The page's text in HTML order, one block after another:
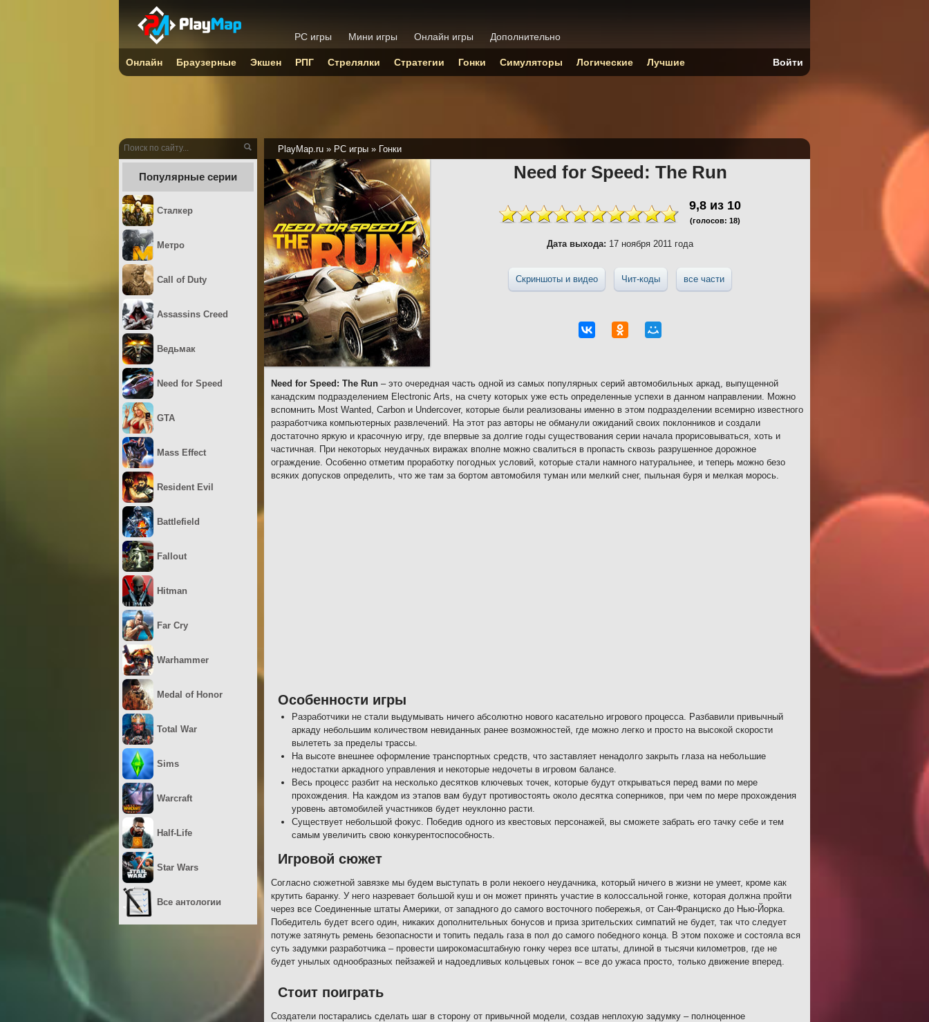
PlayMap.ru » PC игры » Гонки
Need for Speed: The Run
9,8 из 10
(голосов: 18)
Дата выхода: 17 ноября 2011 года
Скриншоты и видео Чит-коды все части
Need for Speed: The Run – это очередная часть одной из самых популярных серий автомобильных аркад, выпущенной
канадским подразделением Electronic Arts, на счету которых уже есть определенные успехи в данном направлении. Можно
вспомнить Most Wanted, Carbon и Undercover, которые были реализованы именно в этом подразделении всемирно известного
разработчика компьютерных развлечений. На этот раз авторы не обманули ожиданий своих поклонников и создали
достаточно яркую и красочную игру, где впервые за долгие годы существования серии начала прорисовываться, хоть и
частичная. При некоторых неудачных виражах вполне можно свалиться в пропасть сквозь разрушенное дорожное
ограждение. Особенно отметим проработку погодных условий, которые стали намного натуральнее, и теперь можно безо
всяких допусков определить, что же там за бортом автомобиля туман или мелкий снег, пыльная буря и мелкая морось.
Особенности игры
Разработчики не стали выдумывать ничего абсолютно нового касательно игрового процесса. Разбавили привычный
аркаду небольшим количеством невиданных ранее возможностей, где можно легко и просто на высокой скорости
вылететь за пределы трассы.
На высоте внешнее оформление транспортных средств, что заставляет ненадолго закрыть глаза на небольшие
недостатки аркадного управления и некоторые недочеты в игровом балансе.
Весь процесс разбит на несколько десятков ключевых точек, которые будут открываться перед вами по мере
прохождения. На каждом из этапов вам будут противостоять около десятка соперников, при чем по мере прохождения
уровень автомобилей участников будет неуклонно расти.
Существует небольшой фокус. Победив одного из квестовых персонажей, вы сможете забрать его тачку себе и тем
самым увеличить свою конкурентоспособность.
Игровой сюжет
Согласно сюжетной завязке мы будем выступать в роли некоего неудачника, который ничего в жизни не умеет, кроме как
крутить баранку. У него назревает большой куш и он может принять участие в колоссальной гонке, которая должна пройти
через все Соединенные штаты Америки, от западного до самого восточного побережья, от Сан-Франциско до Нью-Йорка.
Победитель будет всего один, никаких дополнительных бонусов и приза зрительских симпатий не будет, так что следует
потуже затянуть ремень безопасности и топить педаль газа в пол до самого победного конца. В этом похоже и состояла вся
суть задумки разработчика – провести широкомасштабную гонку через все штаты, длиной в тысячи километров, где не
будет унылых однообразных пейзажей и надоедливых кольцевых гонок – все до ужаса просто, только движение вперед.
Стоит поиграть
Создатели постарались сделать шаг в сторону от привычной модели, создав неплохую задумку – полноценное
Популярные серии
Сталкер
Метро
Call of Duty
Assassins Creed
Ведьмак
Need for Speed
GTA
Mass Effect
Resident Evil
Battlefield
Fallout
Hitman
Far Cry
Warhammer
Medal of Honor
Total War
Sims
Warcraft
Half-Life
Star Wars
Все антологии
PC игры Мини игры Онлайн игры Дополнительно
Онлайн Браузерные Экшен РПГ Стрелялки Стратегии Гонки Симуляторы Логические Лучшие Войти